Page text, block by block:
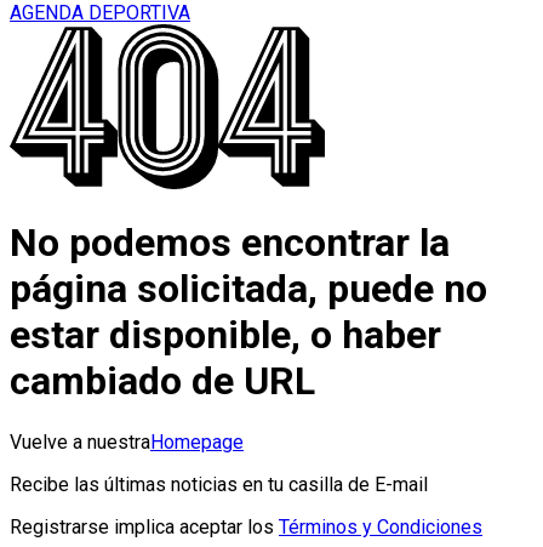
AGENDA DEPORTIVA
No podemos encontrar la
página solicitada, puede no
estar disponible, o haber
cambiado de URL
Vuelve a nuestraHomepage
Recibe las últimas noticias en tu casilla de E-mail
Registrarse implica aceptar los Términos y Condiciones